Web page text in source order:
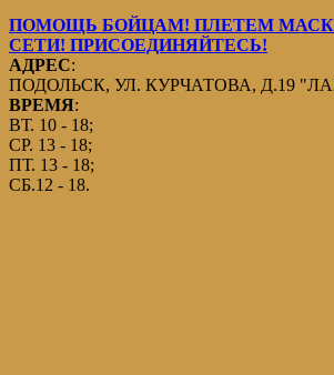
ПОМОЩЬ БОЙЦАМ! ПЛЕТЕМ
СЕТИ! ПРИСОЕДИНЯЙТЕСЬ!
АДРЕС:
ПОДОЛЬСК, УЛ. КУРЧАТОВА, Д.19
ВРЕМЯ:
ВТ. 10 - 18;
СР. 13 - 18;
ПТ. 13 - 18;
СБ.12 - 18.